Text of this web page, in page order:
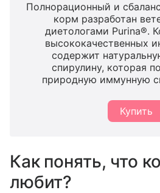
Полнорационный и
корм разработан
диетологами Purina®.
высококачественных
содержит
спирулину, которая
природную иммунную
Купить
Как понять, что
любит?